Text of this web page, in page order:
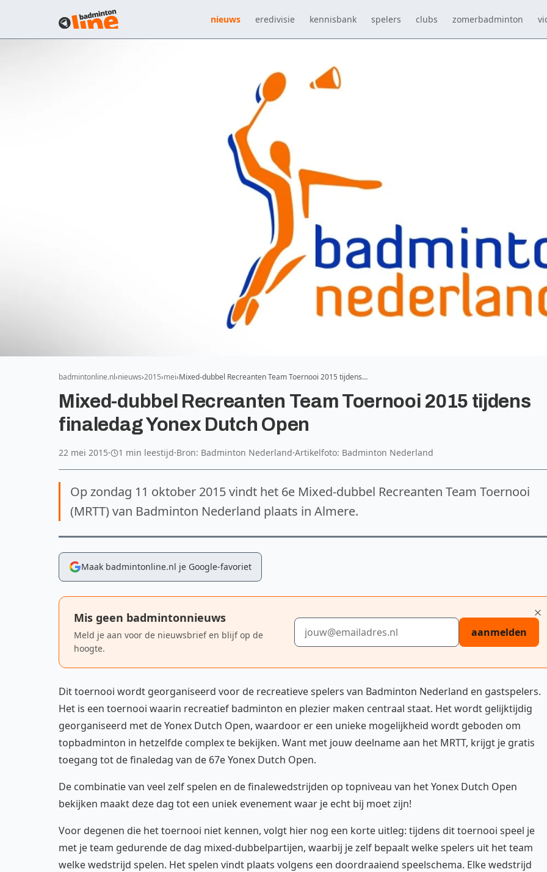
nieuws eredivisie kennisbank spelers clubs zomerbadminton
badmintonline.nl nieuws 2015 mei Mixed-dubbel Recreanten Team Toernooi 2015 tijdens…
Mixed-dubbel Recreanten Team Toernooi 2015 tijdens
finaledag Yonex Dutch Open
22 mei 2015· 1 min leestijd·Bron: Badminton Nederland·Artikelfoto: Badminton Nederland
Op zondag 11 oktober 2015 vindt het 6e Mixed-dubbel Recreanten Team Toernooi
(MRTT) van Badminton Nederland plaats in Almere.
Maak badmintonline.nl je Google-favoriet
Mis geen badmintonnieuws
Meld je aan voor de nieuwsbrief en blijf op de
hoogte.
E-mailadres
aanmelden
Dit toernooi wordt georganiseerd voor de recreatieve spelers van Badminton Nederland en gastspelers.
Het is een toernooi waarin recreatief badminton en plezier maken centraal staat. Het wordt gelijktijdig
georganiseerd met de Yonex Dutch Open, waardoor er een unieke mogelijkheid wordt geboden om
topbadminton in hetzelfde complex te bekijken. Want met jouw deelname aan het MRTT, krijgt je gratis
toegang tot de finaledag van de 67e Yonex Dutch Open.
De combinatie van veel zelf spelen en de finalewedstrijden op topniveau van het Yonex Dutch Open
bekijken maakt deze dag tot een uniek evenement waar je echt bij moet zijn!
Voor degenen die het toernooi niet kennen, volgt hier nog een korte uitleg: tijdens dit toernooi speel je
met je team gedurende de dag mixed-dubbelpartijen, waarbij je zelf bepaalt welke spelers uit het team
welke wedstrijd spelen. Het spelen vindt plaats volgens een doordraaiend speelschema. Elke wedstrijd